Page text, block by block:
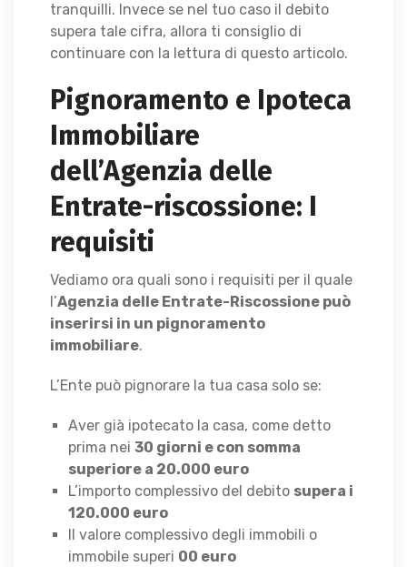
tranquilli. Invece se nel tuo caso il debito
supera tale cifra, allora ti consiglio di
continuare con la lettura di questo articolo.
Pignoramento e Ipoteca
Immobiliare
dell’Agenzia delle
Entrate-riscossione: I
requisiti
Vediamo ora quali sono i requisiti per il quale
l’Agenzia delle Entrate-Riscossione può
inserirsi in un pignoramento
immobiliare.
L’Ente può pignorare la tua casa solo se:
Aver già ipotecato la casa, come detto
prima nei 30 giorni e con somma
superiore a 20.000 euro
L’importo complessivo del debito supera i
120.000 euro
Il valore complessivo degli immobili o
immobile superi 00 euro